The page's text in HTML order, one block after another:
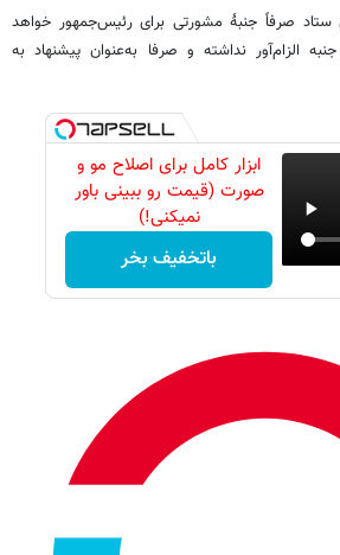
ستاد صرفاً جنبهٔ مشورتی برای رئیس‌جمهور خواهد
الزام‌آور نداشته و صرفا به‌عنوان پیشنهاد به
ابزار کامل برای اصلاح مو و
صورت (قیمت رو ببینی باور
نمیکنی!)
باتخفیف بخر